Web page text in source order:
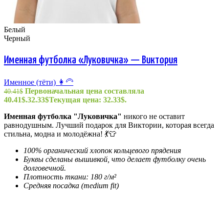
Белый
Черный
Именная футболка «Луковичка» — Виктория
Именное (тёти) 👩‍🦳
40.41$ Первоначальная цена составляла
40.41$.32.33$Текущая цена: 32.33$.
Именная футболка "Луковичка" никого не оставит
равнодушным. Лучший подарок для Виктории, которая всегда
стильна, модна и молодёжна! 💃👕
100% органический хлопок кольцевого прядения
Буквы сделаны вышивкой, что делает футболку очень
долговечной.
Плотность ткани: 180 г/м²
Средняя посадка (medium fit)